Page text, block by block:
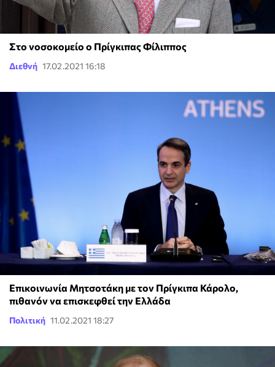
Στο νοσοκομείο ο Πρίγκιπας Φίλιππος
Διεθνή 17.02.2021 16:18
Επικοινωνία Μητσοτάκη με τον Πρίγκιπα Κάρολο,
πιθανόν να επισκεφθεί την Ελλάδα
Πολιτική 11.02.2021 18:27